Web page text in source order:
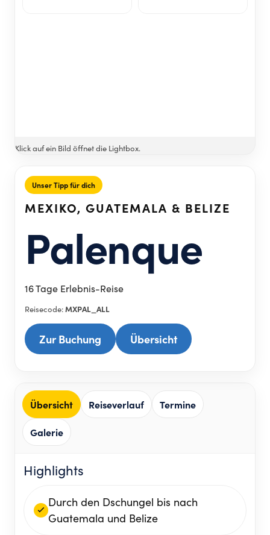
Klick auf ein Bild öffnet die Lightbox.
Unser Tipp für dich
MEXIKO, GUATEMALA & BELIZE
Palenque
16 Tage Erlebnis-Reise
Reisecode: MXPAL_ALL
Zur Buchung Übersicht
Übersicht Reiseverlauf Termine
Galerie
Highlights
Durch den Dschungel bis nach
Guatemala und Belize